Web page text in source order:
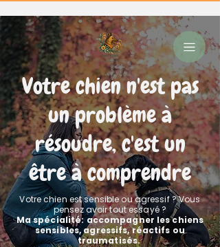
Votre chien n'est pas
un problème à
résoudre, c'est un
être à comprendre
Votre chien est sensible ou agressif ? Vous
pensez avoir tout essayé ?
Ma spécialité: accompagner les chiens
sensibles, agressifs, réactifs ou
traumatisés.